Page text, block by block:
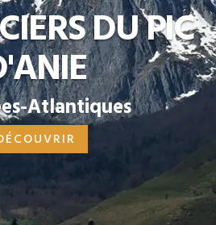
DU PIC
Atlantiques